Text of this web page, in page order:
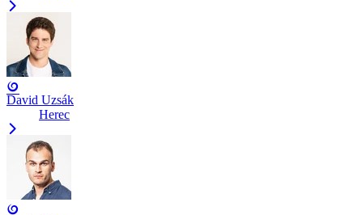
David Uzsák
Herec